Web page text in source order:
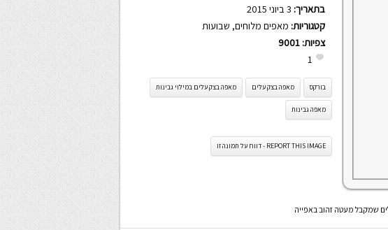
בתאריך:
קטגוריות: מאפים מלוחים, שבועות
צפיות: 9001
1
בורקס מאפה בצק עלים מאפה בצק עלים במילוי גבינות
מאפה גבינות
REPORT THIS IMAGE - דווח על תמונה זו
שמקבל מעטה זהוב באפייה